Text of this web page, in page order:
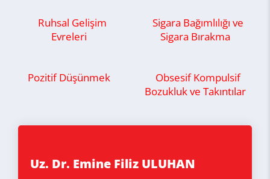
Ruhsal Gelişim
Evreleri
Sigara Bağımlılığı ve
Sigara Bırakma
Pozitif Düşünmek
Obsesif Kompulsif
Bozukluk ve Takıntılar
Uz. Dr. Emine Filiz ULUHAN